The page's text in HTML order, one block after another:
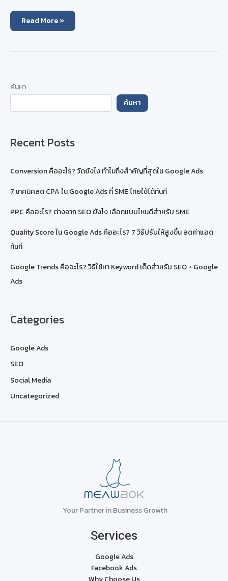
เพิ่ม
ขาย
Google
รนด์
Social
Commerce
Read More »
ค้นหา
ค้นหา
Recent Posts
Conversion คืออะไร? วัดยังไง ทำไมถึงสำคัญที่สุดใน Google Ads
7 เทคนิคลด CPA ใน Google Ads ที่ SME ไทยใช้ได้ทันที
PPC คืออะไร? ต่างจาก SEO ยังไง เลือกแบบไหนดีสำหรับ SME
Quality Score ใน Google Ads คืออะไร? 7 วิธีปรับให้สูงขึ้น ลดค่าแอด
ทันที
Google Trends คืออะไร? วิธีใช้หา Keyword เด็ดสำหรับ SEO + Google
Ads
Categories
Google Ads
SEO
Social Media
Uncategorized
Your Partner in Business Growth
Services
Google Ads
Facebook Ads